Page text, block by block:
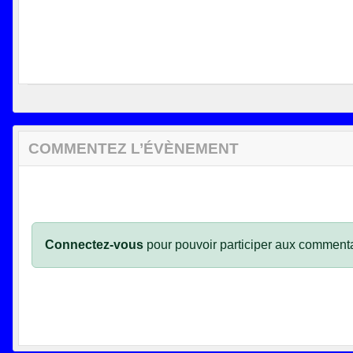
COMMENTEZ L’ÉVÈNEMENT
Connectez-vous pour pouvoir participer aux